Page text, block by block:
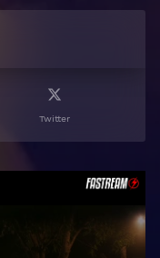
Twitter